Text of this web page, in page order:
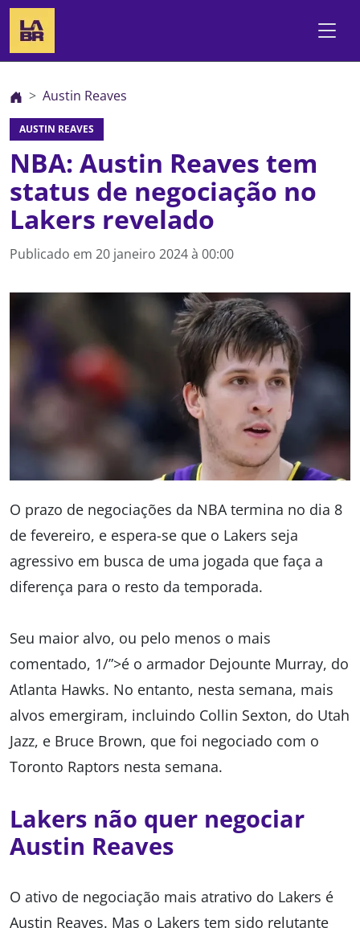
Austin Reaves
AUSTIN REAVES
NBA: Austin Reaves tem
status de negociação no
Lakers revelado
Publicado em 20 janeiro 2024 à 00:00
O prazo de negociações da NBA termina no dia 8
de fevereiro, e espera-se que o Lakers seja
agressivo em busca de uma jogada que faça a
diferença para o resto da temporada.
Seu maior alvo, ou pelo menos o mais
comentado, 1/”>é o armador Dejounte Murray, do
Atlanta Hawks. No entanto, nesta semana, mais
alvos emergiram, incluindo Collin Sexton, do Utah
Jazz, e Bruce Brown, que foi negociado com o
Toronto Raptors nesta semana.
Lakers não quer negociar
Austin Reaves
O ativo de negociação mais atrativo do Lakers é
Austin Reaves. Mas o Lakers tem sido relutante